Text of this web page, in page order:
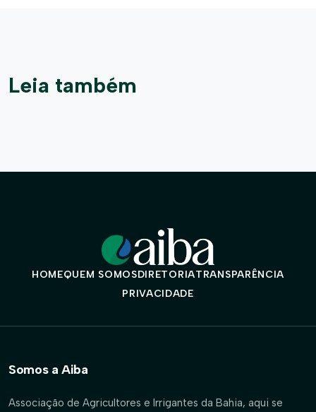
Leia também
HOMEQUEM SOMOSDIRETORIATRANSPARÊNCIA
PRIVACIDADE
Somos a Aiba
Associação de Agricultores e Irrigantes da Bahia, aqui se